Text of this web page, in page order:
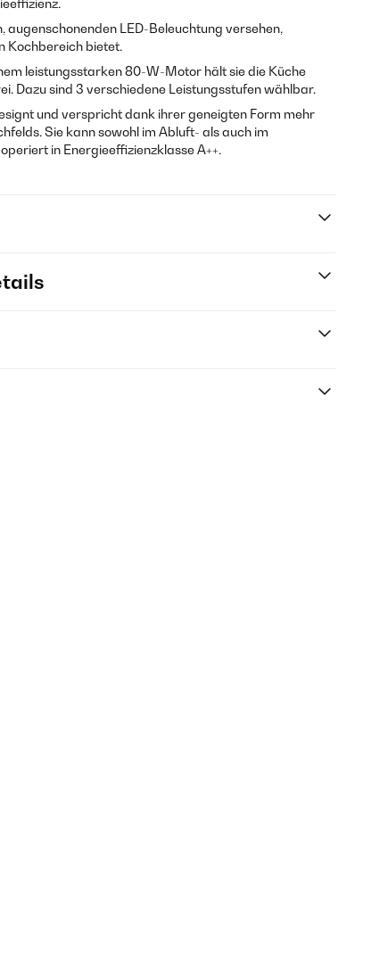
augenschonenden LED-Beleuchtung versehen,
Kochbereich bietet.
leistungsstarken 80-W-Motor hält sie die Küche
Dazu sind 3 verschiedene Leistungsstufen wählbar.
und verspricht dank ihrer geneigten Form mehr
Sie kann sowohl im Abluft- als auch im
in Energieeffizienzklasse A++.